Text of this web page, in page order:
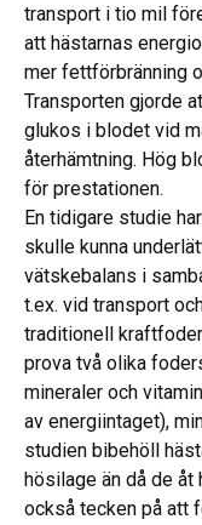
transport i tio mil
att hästarnas
mer fettförbränning
Transporten gjorde
glukos i blodet vid
återhämtning. Hög
för prestationen.
En tidigare studie
skulle kunna
vätskebalans i
t.ex. vid transport
traditionell
prova två olika
mineraler och
av energiintaget),
studien bibehöll
hösilage än då de åt
också tecken på att